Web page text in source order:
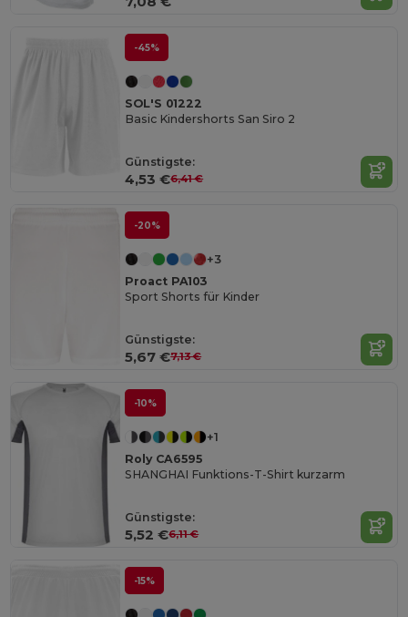
-45%
SOL'S 01222
Basic Kindershorts San Siro 2
Günstigste:
4,53 €6,41 €
-20%
+3
Proact PA103
Sport Shorts für Kinder
Günstigste:
5,67 €7,13 €
-10%
+1
Roly CA6595
SHANGHAI Funktions-T-Shirt kurzarm
Günstigste:
5,52 €6,11 €
-15%